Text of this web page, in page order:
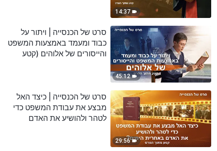
14:37
45:12
סרט של הכנסייה | ויתור על
כבוד ומעמד באמצעות המשפט
והייסורים של אלוהים (קטע
29:56
סרט של הכנסייה | כיצד האל
מבצע את עבודת המשפט כדי
לטהר ולהושיע את האדם